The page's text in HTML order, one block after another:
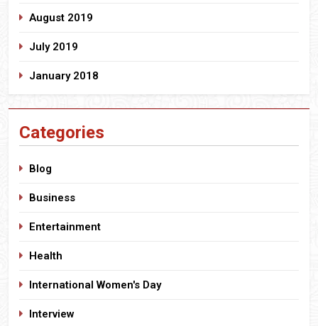
August 2019
July 2019
January 2018
Categories
Blog
Business
Entertainment
Health
International Women's Day
Interview